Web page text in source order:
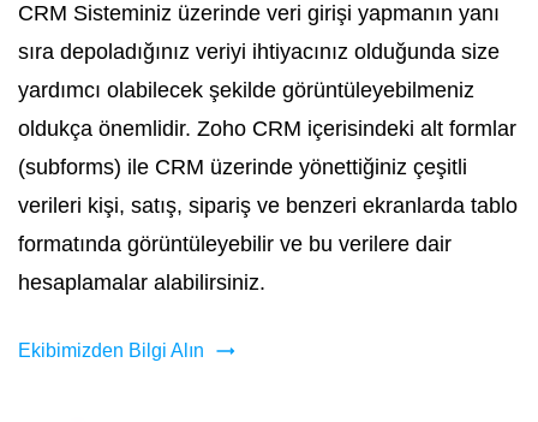
CRM Sisteminiz üzerinde veri girişi yapmanın yanı
sıra depoladığınız veriyi ihtiyacınız olduğunda size
yardımcı olabilecek şekilde görüntüleyebilmeniz
oldukça önemlidir. Zoho CRM içerisindeki alt formlar
(subforms) ile CRM üzerinde yönettiğiniz çeşitli
verileri kişi, satış, sipariş ve benzeri ekranlarda tablo
formatında görüntüleyebilir ve bu verilere dair
hesaplamalar alabilirsiniz.
Ekibimizden Bilgi Alın